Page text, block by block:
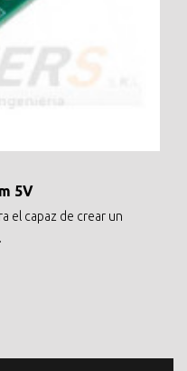
5V
el capaz de crear un